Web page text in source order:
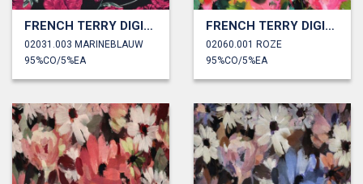
FRENCH TERRY DIGITAAL BLOEMEN
02031.003 MARINEBLAUW
95%CO/5%EA
FRENCH TERRY DIGITAAL BLOEMEN
02060.001 ROZE
95%CO/5%EA